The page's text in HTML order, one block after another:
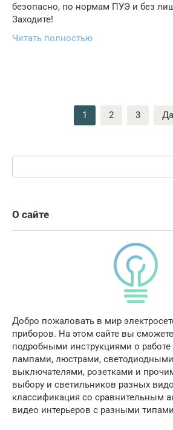
безопасно, по нормам ПУЭ и без
Заходите!
Читать полностью
1 2 3
Поиск:
О сайте
Добро пожаловать в мир
приборов. На этом сайте вы
подробными инструкциями о работе
лампами, люстрами,
выключателями, розетками и
выбору и светильников разных
классификация со сравнительным
видео интерьеров с разными